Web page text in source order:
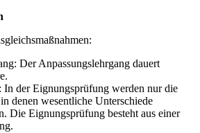
Der Anpassungslehrgang dauert
In der Eignungsprüfung werden nur die
denen wesentliche Unterschiede
Die Eignungsprüfung besteht aus einer